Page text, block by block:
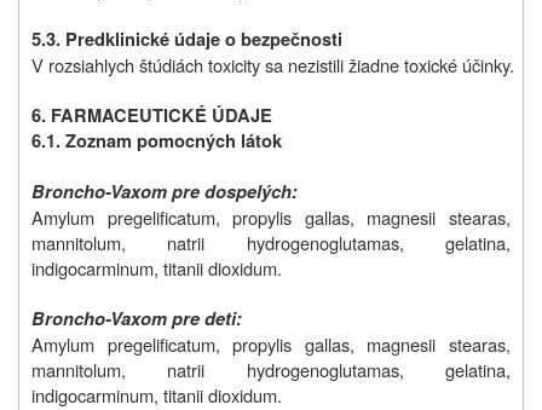
5.3. Predklinické údaje o bezpečnosti
V rozsiahlych štúdiách toxicity sa nezistili žiadne toxické účinky.
6. FARMACEUTICKÉ ÚDAJE
6.1. Zoznam pomocných látok
Broncho-Vaxom pre dospelých:
Amylum pregelificatum, propylis gallas, magnesii stearas,
mannitolum, natrii hydrogenoglutamas, gelatina,
indigocarminum, titanii dioxidum.
Broncho-Vaxom pre deti:
Amylum pregelificatum, propylis gallas, magnesii stearas,
mannitolum, natrii hydrogenoglutamas, gelatina,
indigocarminum, titanii dioxidum.